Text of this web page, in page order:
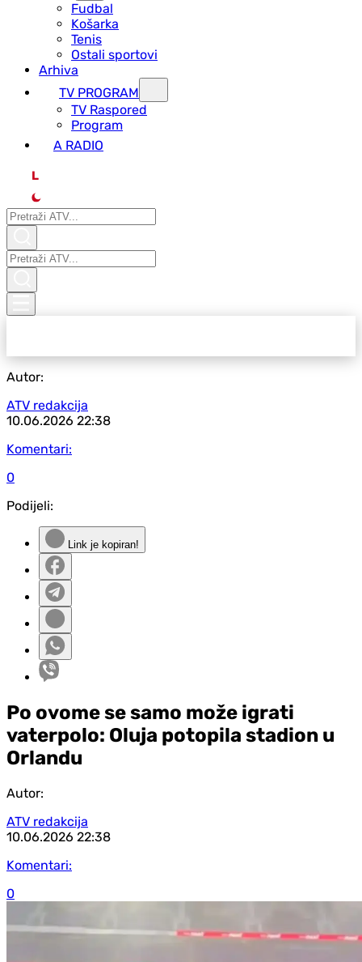
Fudbal
Košarka
Tenis
Ostali sportovi
Arhiva
TV PROGRAM
ТV Raspored
Program
A RADIO
L
Autor:
ATV redakcija
10.06.2026 22:38
Komentari:
0
Podijeli:
Link je kopiran!
Po ovome se samo može igrati
vaterpolo: Oluja potopila stadion u
Orlandu
Autor:
ATV redakcija
10.06.2026 22:38
Komentari:
0